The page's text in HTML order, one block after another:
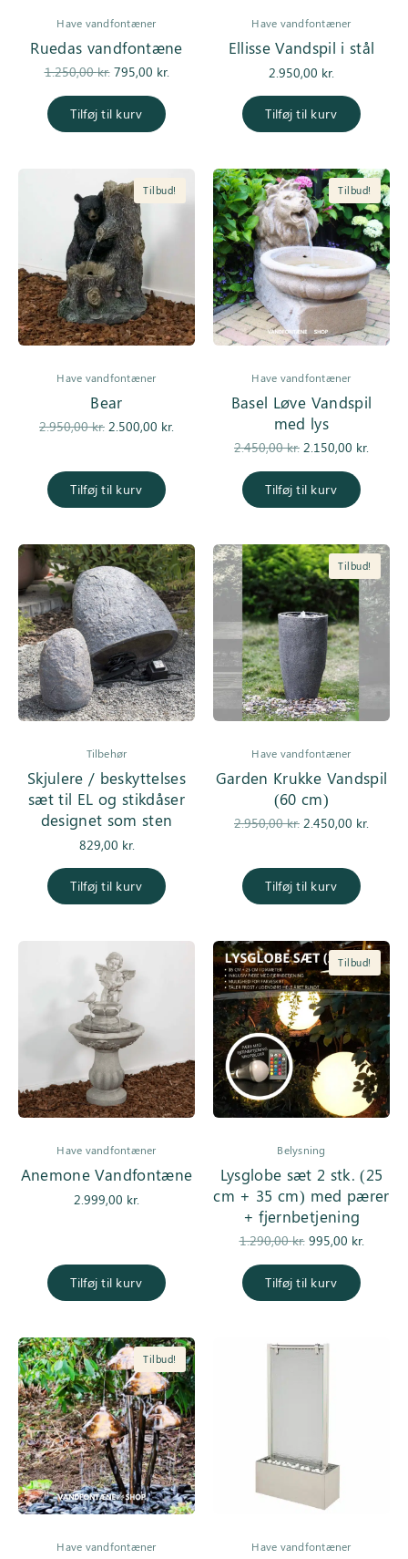
Have vandfontæner
Ruedas vandfontæne
1.250,00kr.
Den
pris var:
1.250,00 kr..
795,00 kr.
Tilføj til kurv
Have vandfontæner
Ellisse Vandspil i stål
2.950,00 kr.
Tilføj til kurv
Tilbud!
Have vandfontæner
Bear
2.950,00kr.
Den
2.950,00 kr..
2.500,00 kr.
aktuelle pris
Tilføj til kurv
Tilbud!
Have vandfontæner
Basel Løve Vandspil
med lys
2.450,00kr.
Den
pris var:
2.450,00 kr..
2.150,00 kr.
Tilføj til kurv
Tilbehør
Skjulere / beskyttelses
sæt til EL og stikdåser
designet som sten
829,00 kr.
Tilføj til kurv
Tilbud!
Have vandfontæner
Garden Krukke Vandspil
(60 cm)
2.950,00kr.
Den
2.950,00 kr..
2.450,00 kr.
Tilføj til kurv
Have vandfontæner
Anemone Vandfontæne
2.999,00 kr.
Tilføj til kurv
Tilbud!
Belysning
Lysglobe sæt 2 stk. (25
cm + 35 cm) med pærer
+ fjernbetjening
1.290,00kr.
Den
pris var:
1.290,00 kr..
995,00 kr.
Tilføj til kurv
Tilbud!
Have vandfontæner Have vandfontæner